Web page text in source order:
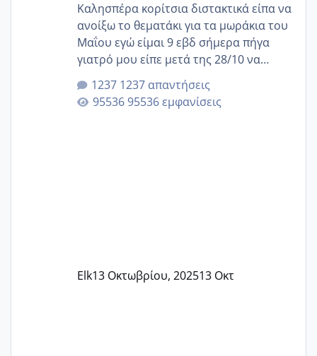
Καλησπέρα κορίτσια διστακτικά είπα να
ανοίξω το θεματάκι για τα μωράκια του
Μαΐου εγώ είμαι 9 εβδ σήμερα πήγα
γιατρό μου είπε μετά της 28/10 να
κλείσω ραντεβού για την αυχενική είναι
καμιά άλλη κοπέλα να γεννάει Μάιο ;;
1237 απαντήσεις
95536 εμφανίσεις
Elk13 Οκτωβρίου, 202513 Οκτ